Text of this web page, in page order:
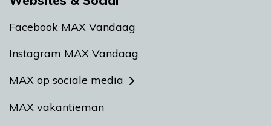
Facebook MAX Vandaag
Instagram MAX Vandaag
MAX op sociale media
MAX vakantieman